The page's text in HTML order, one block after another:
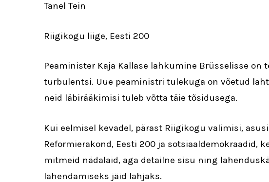
Tanel Tein
Riigikogu liige, Eesti 200
Peaminister Kaja Kallase lahkumine Brüsselisse
turbulentsi. Uue peaministri tulekuga on võetud
neid läbirääkimisi tuleb võtta täie tõsidusega.
Kui eelmisel kevadel, pärast Riigikogu valimisi,
Reformierakond, Eesti 200 ja sotsiaaldemokraadid,
mitmeid nädalaid, aga detailne sisu ning
lahendamiseks jäid lahjaks.